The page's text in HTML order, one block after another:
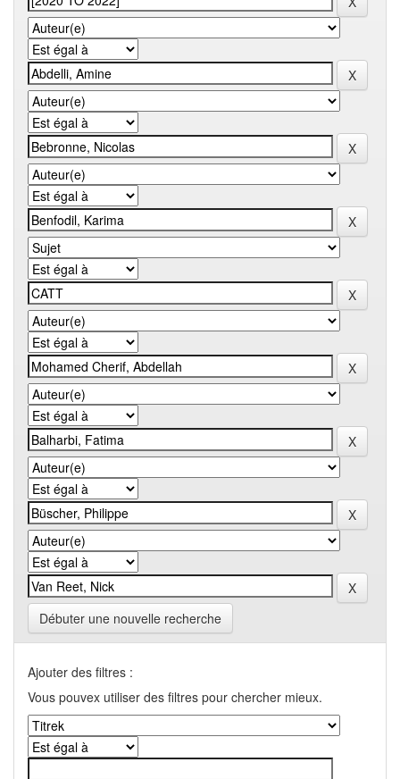
Débuter une nouvelle recherche
Ajouter des filtres :
Vous pouvex utiliser des filtres pour chercher mieux.